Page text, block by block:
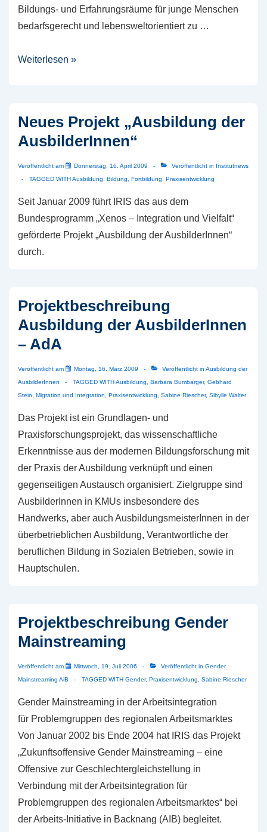
Bildungs- und Erfahrungsräume für junge Menschen
bedarfsgerecht und lebensweltorientiert zu …
Fachliche
des
Projektes
Doppel
Jugendhilfe
Weiterlesen »
Neues Projekt „Ausbildung der
AusbilderInnen“
Veröffentlicht am Donnerstag, 16. April 2009 Veröffentlicht in Institutnews
TAGGED WITHAusbildung Bildung Fortbildung Praxisentwicklung
Seit Januar 2009 führt IRIS das aus dem
Bundesprogramm „Xenos – Integration und Vielfalt“
geförderte Projekt „Ausbildung der AusbilderInnen“
durch.
Projektbeschreibung
Ausbildung der AusbilderInnen
– AdA
Veröffentlicht am Montag, 16. März 2009 Veröffentlicht in Ausbildung der
AusbilderInnen
TAGGED WITHAusbildung Barbara Bumbarger, Gebhard
Stein
Migration und Integration Praxisentwicklung Sabine Riescher, Sibylle Walter
Das Projekt ist ein Grundlagen- und
Praxisforschungsprojekt, das wissenschaftliche
Erkenntnisse aus der modernen Bildungsforschung mit
der Praxis der Ausbildung verknüpft und einen
gegenseitigen Austausch organisiert. Zielgruppe sind
AusbilderInnen in KMUs insbesondere des
Handwerks, aber auch AusbildungsmeisterInnen in der
überbetrieblichen Ausbildung, Verantwortliche der
beruflichen Bildung in Sozialen Betrieben, sowie in
Hauptschulen.
Projektbeschreibung Gender
Mainstreaming
Veröffentlicht am Mittwoch, 19. Juli 2006 Veröffentlicht in Gender
Mainstreaming AiB
TAGGED WITH Gender, Praxisentwicklung Sabine Riescher
Gender Mainstreaming in der Arbeitsintegration
für Problemgruppen des regionalen Arbeitsmarktes
Von Januar 2002 bis Ende 2004 hat IRIS das Projekt
„Zukunftsoffensive Gender Mainstreaming – eine
Offensive zur Geschlechtergleichstellung in
Verbindung mit der Arbeitsintegration für
Problemgruppen des regionalen Arbeitsmarktes“ bei
der Arbeits-Initiative in Backnang (AIB) begleitet.